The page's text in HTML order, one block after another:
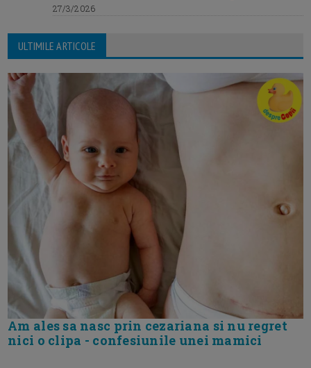
27/3/2026
ULTIMILE ARTICOLE
Am ales sa nasc prin cezariana si nu regret
nici o clipa - confesiunile unei mamici